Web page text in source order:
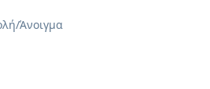
Άνοιγμα